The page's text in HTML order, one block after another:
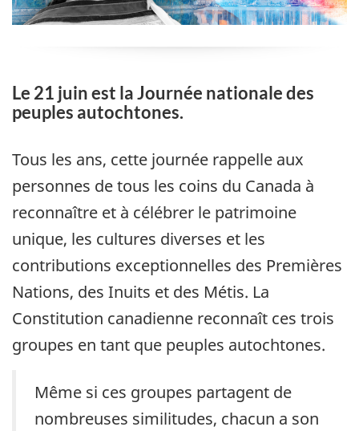
Le 21 juin est la Journée nationale des
peuples autochtones.
Tous les ans, cette journée rappelle aux
personnes de tous les coins du Canada à
reconnaître et à célébrer le patrimoine
unique, les cultures diverses et les
contributions exceptionnelles des Premières
Nations, des Inuits et des Métis. La
Constitution canadienne reconnaît ces trois
groupes en tant que peuples autochtones.
Même si ces groupes partagent de
nombreuses similitudes, chacun a son